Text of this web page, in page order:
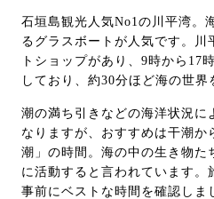
石垣島観光人気No1の川平湾。
るグラスボートが人気です。川
トショップがあり、9時から17
しており、約30分ほど海の世界
潮の満ち引きなどの海洋状況に
なりますが、おすすめは干潮か
潮」の時間。海の中の生き物た
に活動すると言われています。
事前にベストな時間を確認しま